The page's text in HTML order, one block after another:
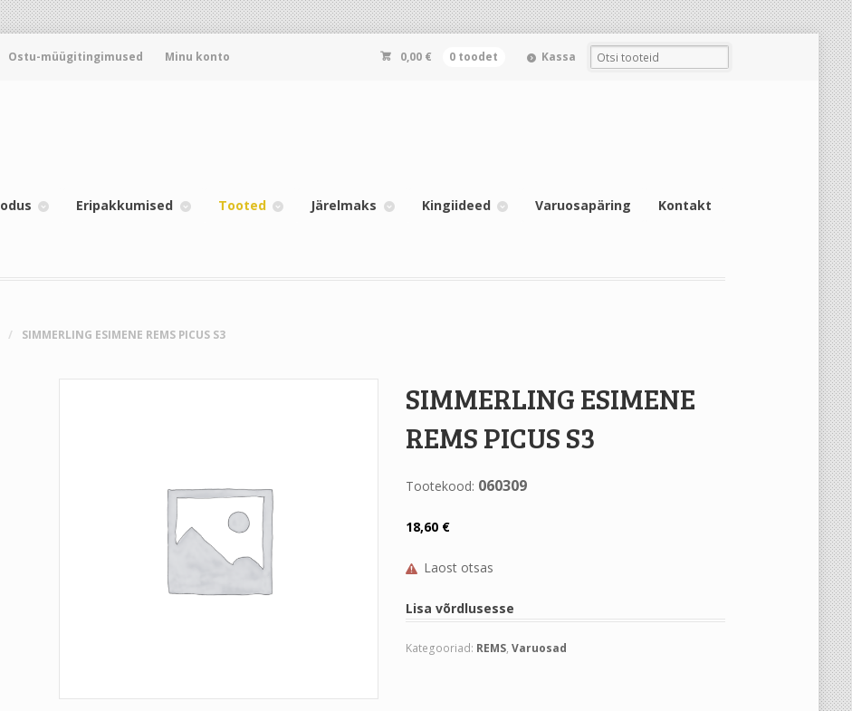
Ostu-müügitingimused Minu konto 0,00 € 0 toodet Kassa
Eripakkumised Tooted Järelmaks Kingiideed Varuosapäring Kontakt
/ SIMMERLING ESIMENE REMS PICUS S3
SIMMERLING ESIMENE
REMS PICUS S3
Tootekood: 060309
18,60 €
Laost otsas
Lisa võrdlusesse
Kategooriad: REMS, Varuosad